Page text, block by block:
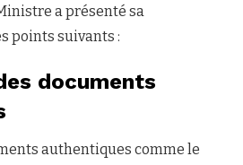
a présenté sa
points suivants :
documents
authentiques comme le